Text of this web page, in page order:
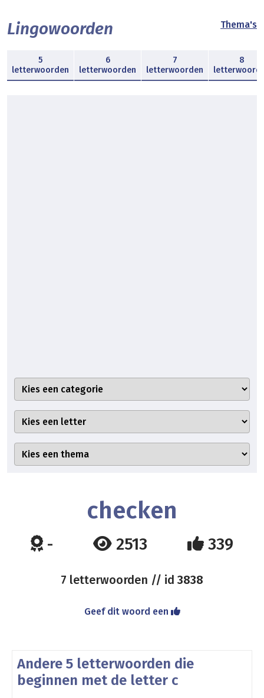
Lingowoorden Thema's
5
letterwoorden
6
letterwoorden
7
letterwoorden
8
checken
- 2513 339
7 letterwoorden // id 3838
Geef dit woord een
Andere 5 letterwoorden die
beginnen met de letter c